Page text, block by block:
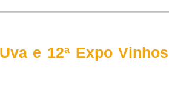
e 12ª Expo